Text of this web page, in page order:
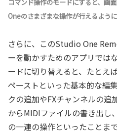
コマンド操作のモードにすると、画
Oneのさまざまな操作が行えるよう
さらに、このStudio One
ーを動かすためのアプリでは
ードに切り替えると、たとえ
ペーストといった基本的な編
クの追加やFXチャンネルの追
からMIDIファイルの書き出し
の一連の操作といったことま